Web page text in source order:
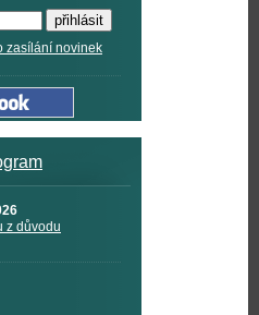
zasílání novinek
z důvodu